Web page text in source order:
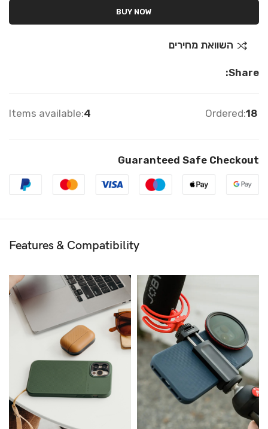
BUY NOW
השוואת מחירים
Share:
Ordered:18
Items available:4
Guaranteed Safe Checkout
Features & Compatibility